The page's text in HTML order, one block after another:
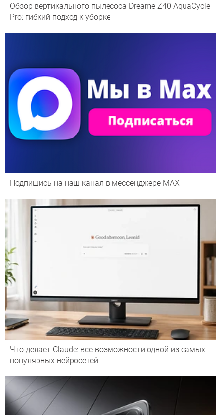
Обзор вертикального пылесоса Dreame Z40 AquaCycle
Pro: гибкий подход к уборке
Подпишись на наш канал в мессенджере МАХ
Что делает Сlaude: все возможности одной из самых
популярных нейросетей